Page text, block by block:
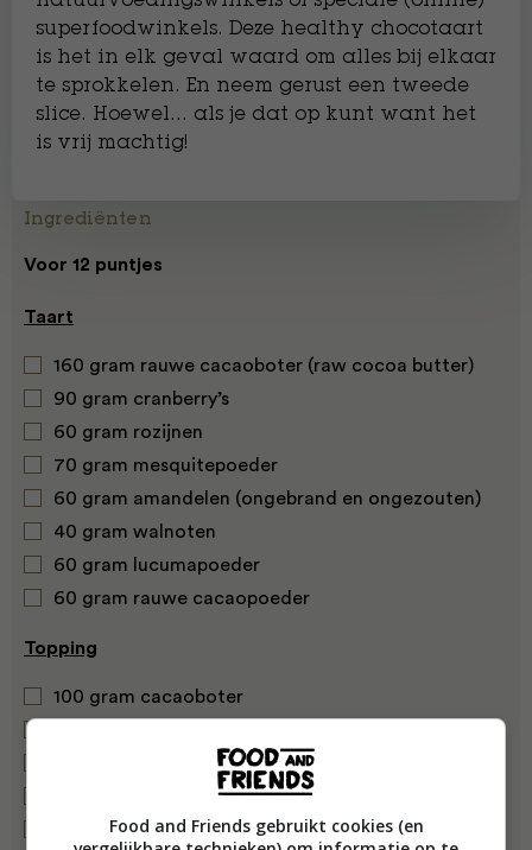
superfoodwinkels. Deze healthy chocotaart
is het in elk geval waard om alles bij elkaar
te sprokkelen. En neem gerust een tweede
slice. Hoewel… als je dat op kunt want het
is vrij machtig!
Ingrediënten
Voor 12 puntjes
Taart
160 gram rauwe cacaoboter (raw cocoa butter)
90 gram cranberry’s
60 gram rozijnen
70 gram mesquitepoeder
60 gram amandelen (ongebrand en ongezouten)
40 gram walnoten
60 gram lucumapoeder
60 gram rauwe cacaopoeder
Topping
100 gram cacaoboter
50 gram cacaopoeder
60 gram mesquitepoeder
bakje frambozen
Food and Friends gebruikt cookies (en